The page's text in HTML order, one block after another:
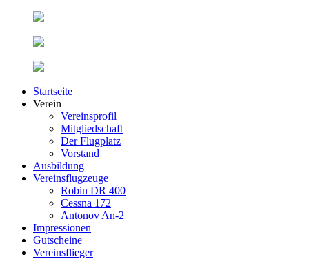
Startseite
Verein
Vereinsprofil
Mitgliedschaft
Der Flugplatz
Vorstand
Ausbildung
Vereinsflugzeuge
Robin DR 400
Cessna 172
Antonov An-2
Impressionen
Gutscheine
Vereinsflieger